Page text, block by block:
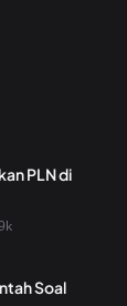
PLN di
Soal